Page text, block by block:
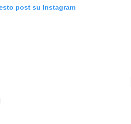
post su Instagram